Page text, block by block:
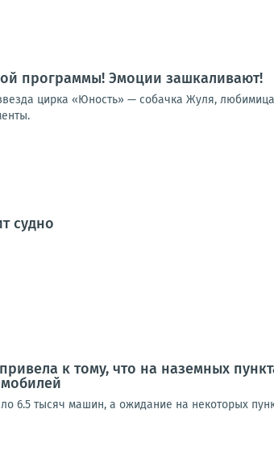
программы! Эмоции зашкаливают!
цирка «Юность» — собачка Жуля,
судно
к тому, что на наземных
6.5 тысяч машин, а ожидание на некоторых